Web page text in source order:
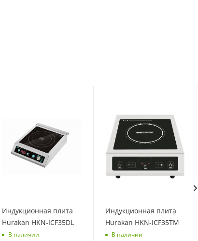
Индукционная плита
Hurakan HKN-ICF35DL
В наличии
Индукционная плита
Hurakan HKN-ICF35TM
В наличии